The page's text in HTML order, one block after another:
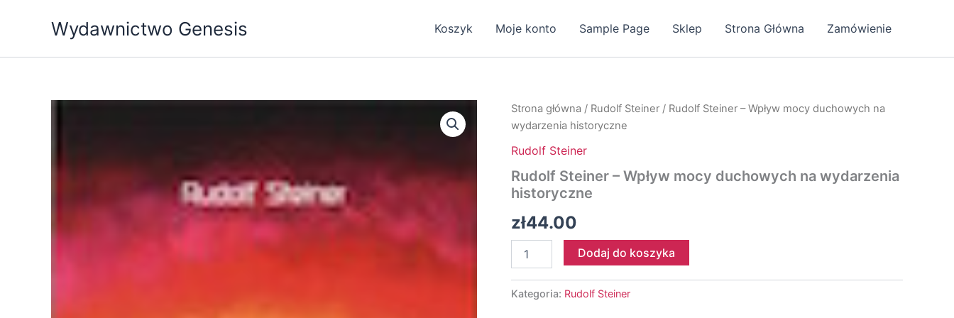
Wydawnictwo Genesis Koszyk Moje konto Sample Page Sklep Strona Główna Zamówienie
Strona główna / Rudolf Steiner / Rudolf Steiner – Wpływ mocy duchowych na
wydarzenia historyczne
Rudolf Steiner
Rudolf Steiner – Wpływ mocy duchowych na wydarzenia
historyczne
zł44.00
Rudolf
-
Wpływ
Dodaj do koszyka
Kategoria: Rudolf Steiner